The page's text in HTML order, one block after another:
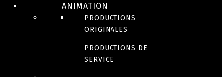
ANIMATION
PRODUCTIONS
ORIGINALES
PRODUCTIONS DE
SERVICE
Lysandre
VIE$
DE
RÊVE
Tous